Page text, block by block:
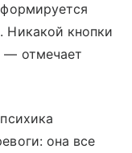
Никакой кнопки
— отмечает
она все